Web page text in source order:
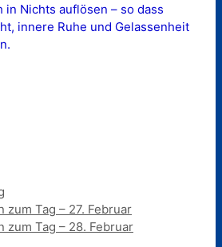
in Nichts auflösen – so dass
innere Ruhe und Gelassenheit
zum Tag – 27. Februar
zum Tag – 28. Februar